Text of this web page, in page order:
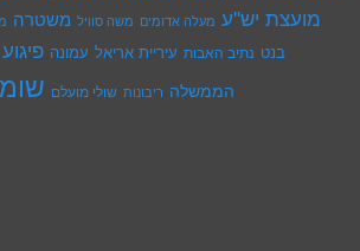
מועצת יש''ע מעלה אדומים משה סוויל משטרה
בנט נתיב האבות עיריית אריאל עמונה פיגוע
הממשלה ריבונות שולי מועלם